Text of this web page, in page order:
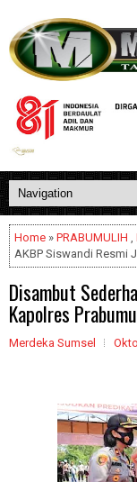
Home » PRABUMULIH ,
AKBP Siswandi Resmi
Disambut
Kapolres
Merdeka Sumsel